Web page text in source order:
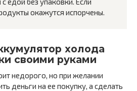
окажутся испорчены.
холода
своими руками
недорого, но при желании
деньги на ее покупку, а сделать